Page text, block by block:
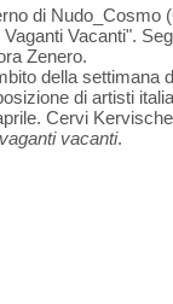
di Nudo_Cosmo
Vaganti Vacanti".
Zenero.
della settimana
di artisti
Cervi
vacanti.